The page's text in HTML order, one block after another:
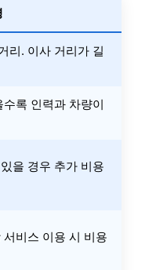
리. 이사 거리가 길
록 인력과 차량이
을 경우 추가 비용
비스 이용 시 비용